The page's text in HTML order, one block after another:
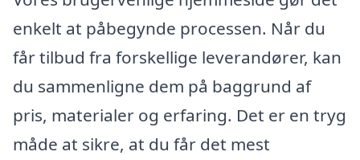
enkelt at påbegynde processen. Når du
får tilbud fra forskellige leverandører, kan
du sammenligne dem på baggrund af
pris, materialer og erfaring. Det er en tryg
måde at sikre, at du får det mest